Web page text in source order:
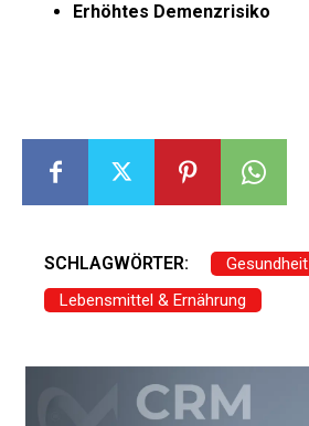
Erhöhtes Demenzrisiko
SCHLAGWÖRTER:
Gesundheit
Lebensmittel & Ernährung